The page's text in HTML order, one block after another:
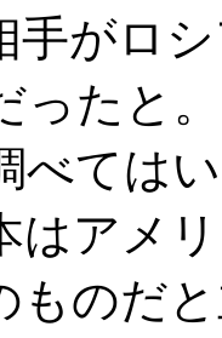
手がロ
ったと。
べては
はアメ
ものだ